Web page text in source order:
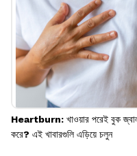
Heartburn: খাওয়ার পরেই বুক
করে? এই খাবারগুলি এড়িয়ে চলুন